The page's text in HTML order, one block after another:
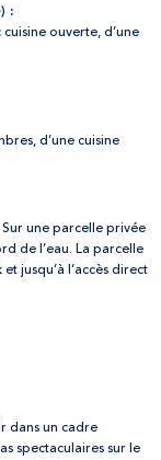
:
ouverte, d’une
d’une cuisine
Sur une parcelle privée
de l’eau. La parcelle
jusqu’à l’accès direct
dans un cadre
spectaculaires sur le